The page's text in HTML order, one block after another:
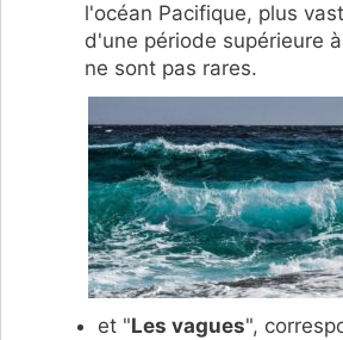
l'océan Pacifique, plus
d'une période supérieure
ne sont pas rares.
et "Les vagues",